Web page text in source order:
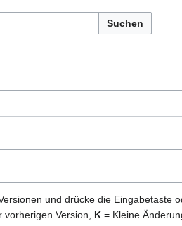
Suchen
und drücke die Eingabetaste
Version, K = Kleine